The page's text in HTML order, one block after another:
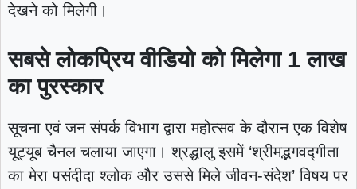
देखने को मिलेगी।
सबसे लोकप्रिय वीडियो को मिलेगा 1 लाख
का पुरस्कार
सूचना एवं जन संपर्क विभाग द्वारा महोत्सव के दौरान एक विशेष
यूट्यूब चैनल चलाया जाएगा। श्रद्धालु इसमें ‘श्रीमद्भगवद्गीता
का मेरा पसंदीदा श्लोक और उससे मिले जीवन-संदेश’ विषय पर